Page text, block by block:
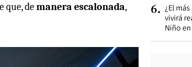
que, demanera escalonada,
6. ¿El
vivirá
Niño